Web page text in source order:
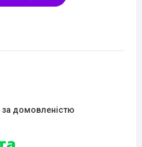
за домовленістю